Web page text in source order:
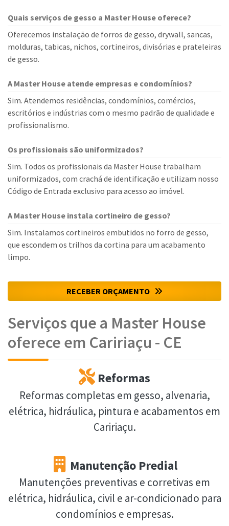
Quais serviços de gesso a Master House oferece?
Oferecemos instalação de forros de gesso, drywall, sancas,
molduras, tabicas, nichos, cortineiros, divisórias e prateleiras
de gesso.
A Master House atende empresas e condomínios?
Sim. Atendemos residências, condomínios, comércios,
escritórios e indústrias com o mesmo padrão de qualidade e
profissionalismo.
Os profissionais são uniformizados?
Sim. Todos os profissionais da Master House trabalham
uniformizados, com crachá de identificação e utilizam nosso
Código de Entrada exclusivo para acesso ao imóvel.
A Master House instala cortineiro de gesso?
Sim. Instalamos cortineiros embutidos no forro de gesso,
que escondem os trilhos da cortina para um acabamento
limpo.
RECEBER ORÇAMENTO
Serviços que a Master House
oferece em Caririaçu - CE
Reformas
Reformas completas em gesso, alvenaria,
elétrica, hidráulica, pintura e acabamentos em
Caririaçu.
Manutenção Predial
Manutenções preventivas e corretivas em
elétrica, hidráulica, civil e ar-condicionado para
condomínios e empresas.